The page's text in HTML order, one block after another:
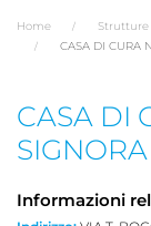
Home Strutture
CASA DI CURA
CASA DI
Informazioni